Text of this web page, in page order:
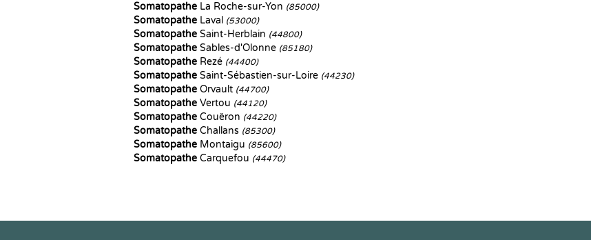
Somatopathe La Roche-sur-Yon (85000)
Somatopathe Laval (53000)
Somatopathe Saint-Herblain (44800)
Somatopathe Sables-d'Olonne (85180)
Somatopathe Rezé (44400)
Somatopathe Saint-Sébastien-sur-Loire (44230)
Somatopathe Orvault (44700)
Somatopathe Vertou (44120)
Somatopathe Couëron (44220)
Somatopathe Challans (85300)
Somatopathe Montaigu (85600)
Somatopathe Carquefou (44470)